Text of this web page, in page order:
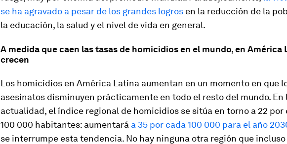
se ha agravado a pesar de los grandes logros en la reducción de la
la educación, la salud y el nivel de vida en general.
A medida que caen las tasas de homicidios en el mundo, en América
crecen
Los homicidios en América Latina aumentan en un momento en que
asesinatos disminuyen prácticamente en todo el resto del mundo. En
actualidad, el índice regional de homicidios se sitúa en torno a 22 por
100 000 habitantes: aumentará a 35 por cada 100 000 para el año
se interrumpe esta tendencia. No hay ninguna otra región que incluso